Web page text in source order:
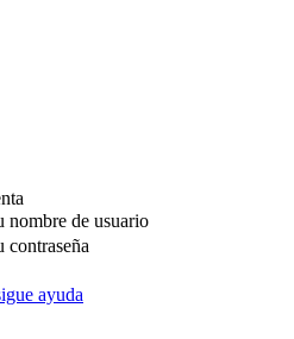
nombre de usuario
contraseña
ayuda